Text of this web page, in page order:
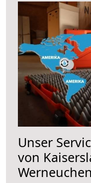
Unser
von
Werneuchen